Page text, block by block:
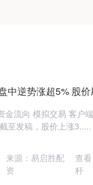
中逆势涨超5% 股
流向 模拟交易 客户
至发稿，股价上涨3.....
来源：易启胜配
资
查看
杆